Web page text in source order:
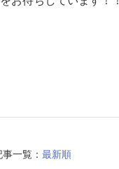
一覧： 最新順